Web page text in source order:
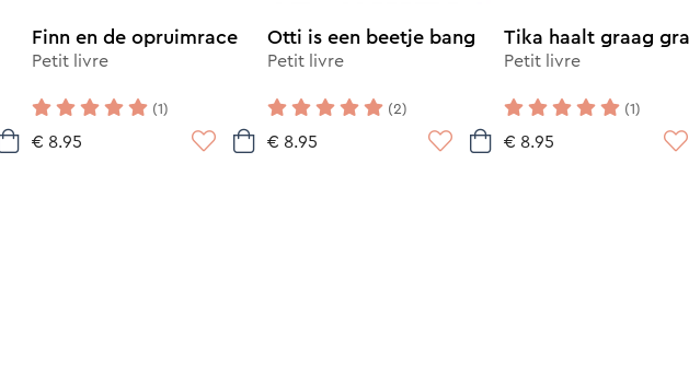
Finn en de opruimrace
Petit livre
(1)
€ 8.95
Otti is een beetje bang
Petit livre
(2)
€ 8.95
Petit livre
(1)
€ 8.95